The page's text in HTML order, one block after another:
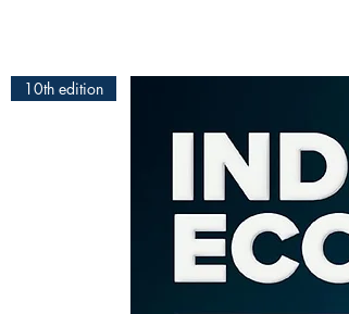
10th edition